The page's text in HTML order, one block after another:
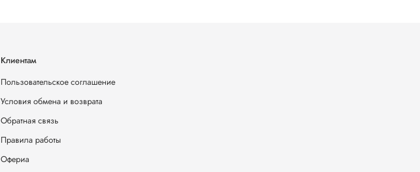
Клиентам
Пользовательское соглашение
Условия обмена и возврата
Обратная связь
Правила работы
Офериа